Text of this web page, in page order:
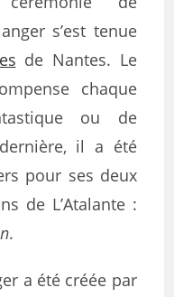
s’est tenue
de Nantes. Le
chaque
ou de
dernière, il a été
pour ses deux
de L’Atalante :
.
a été créée par